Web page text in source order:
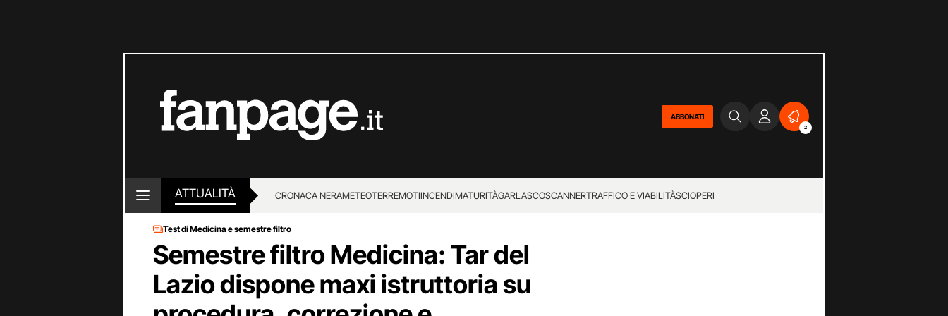
ABBONATI
2
ATTUALITÀ CRONACA NERAMETEOTERREMOTIINCENDIMATURITÀGARLASCOSCANNERTRAFFICO E VIABILITÀSCIOPERI
LOTTO E SUPERENALOTTO
Test di Medicina e semestre filtro
Semestre filtro Medicina: Tar del
Lazio dispone maxi istruttoria su